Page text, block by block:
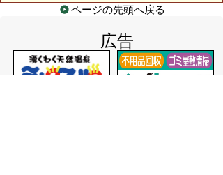
ページの先頭へ戻る
広告